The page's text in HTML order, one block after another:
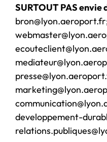
SURTOUT PAS envie
developpement-